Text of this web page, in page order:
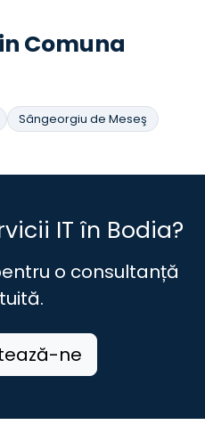
Comuna
Sângeorgiu de Meseş
IT în Bodia?
o consultanță
ne